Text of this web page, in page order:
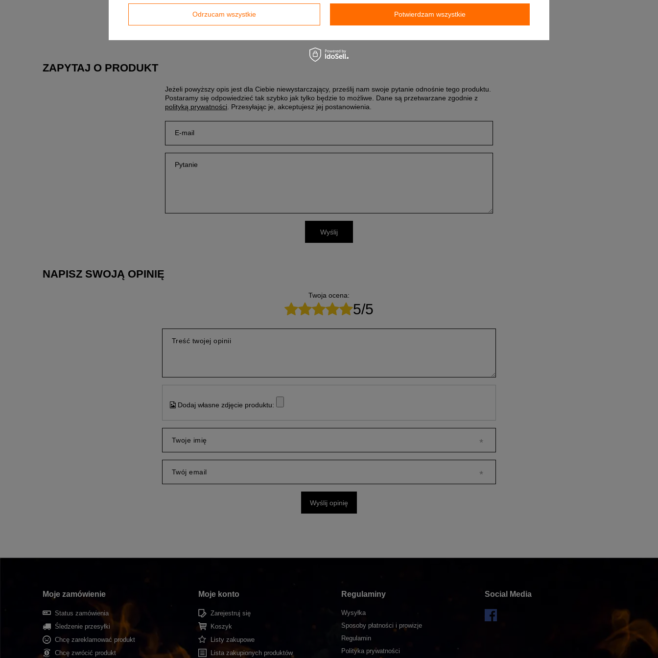
Producent gwarantuje naprawę lub wymianę sprzętu do 60 miesięcy od daty zakupu. Skontaktuj się ze
sklepem za pośrednictwem formularza reklamacji aby
ZAPYTAJ O PRODUKT
Jeżeli powyższy opis jest dla Ciebie niewystarczający, prześlij nam swoje pytanie odnośnie tego produktu.
Postaramy się odpowiedzieć tak szybko jak tylko będzie to możliwe. Dane są przetwarzane zgodnie z
polityką prywatności . Przesyłając je, akceptujesz jej postanowienia.
E-mail
Pytanie
Wyślij
NAPISZ SWOJĄ OPINIĘ
Twoja ocena:
5/5
Treść twojej opinii
Dodaj własne zdjęcie produktu:
Twoje imię
Twój email
Wyślij opinię
Moje zamówienie
Status zamówienia
Śledzenie przesyłki
Chcę zareklamować produkt
Chcę zwrócić produkt
Moje konto
Zarejestruj się
Koszyk
Listy zakupowe
Lista zakupionych produktów
Regulaminy
Wysyłka
Sposoby płatności i prowizje
Regulamin
Polityka prywatności
Social Media
Odrzucam wszystkie Potwierdzam wszystkie